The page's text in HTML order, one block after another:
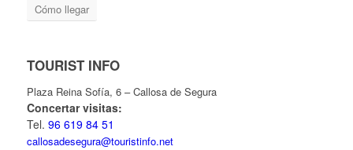
Cómo llegar
TOURIST INFO
Plaza Reina Sofía, 6 – Callosa de Segura
Concertar visitas:
Tel. 96 619 84 51
callosadesegura@touristinfo.net